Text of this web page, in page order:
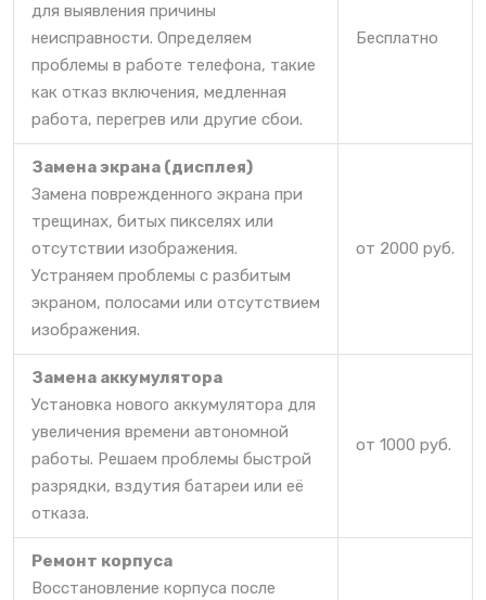
для выявления причины
неисправности. Определяем
проблемы в работе телефона, такие
как отказ включения, медленная
работа, перегрев или другие сбои.
Бесплатно
Замена экрана (дисплея)
Замена поврежденного экрана при
трещинах, битых пикселях или
отсутствии изображения.
Устраняем проблемы с разбитым
экраном, полосами или отсутствием
изображения.
от 2000 руб.
Замена аккумулятора
Установка нового аккумулятора для
увеличения времени автономной
работы. Решаем проблемы быстрой
разрядки, вздутия батареи или её
отказа.
от 1000 руб.
Ремонт корпуса
Восстановление корпуса после